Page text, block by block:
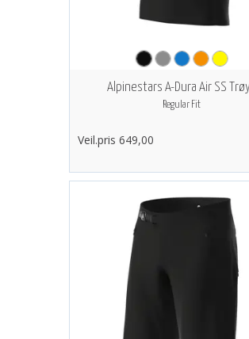
Alpinestars A-Dura Air SS
Regular Fit
Veil.pris 649,00